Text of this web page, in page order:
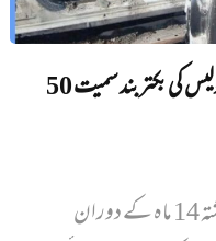
خیبر پختونخوا میں 14 ماہ کے دوران پولیس کی بکتربند سمیت 50
پاکستان کے صوبہ خیبر پختونخوا میں گزشتہ 14 ماہ کے دوران